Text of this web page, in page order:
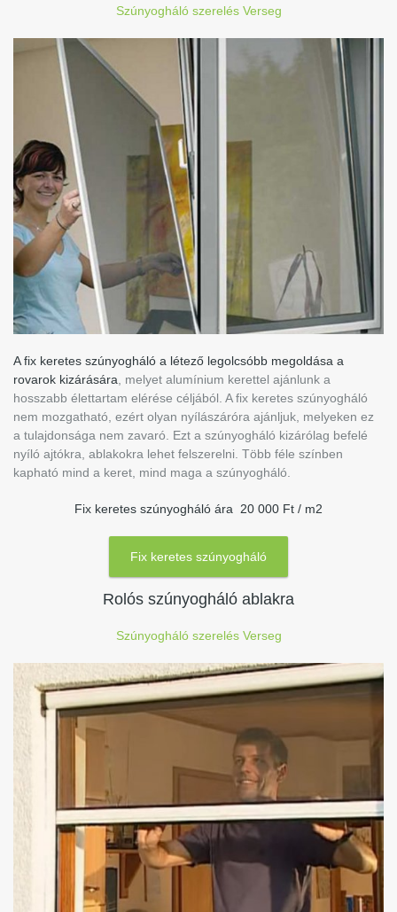
Szúnyogháló szerelés Verseg
A fix keretes szúnyogháló a létező legolcsóbb megoldása a
rovarok kizárására, melyet alumínium kerettel ajánlunk a
hosszabb élettartam elérése céljából. A fix keretes szúnyogháló
nem mozgatható, ezért olyan nyílászáróra ajánljuk, melyeken ez
a tulajdonsága nem zavaró. Ezt a szúnyogháló kizárólag befelé
nyíló ajtókra, ablakokra lehet felszerelni. Több féle színben
kapható mind a keret, mind maga a szúnyogháló.
Fix keretes szúnyogháló ára 20 000 Ft / m2
Fix keretes szúnyogháló
Rolós szúnyogháló ablakra
Szúnyogháló szerelés Verseg